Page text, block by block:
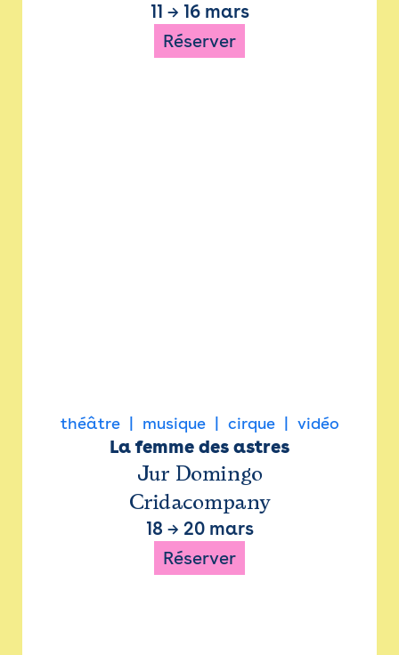
11 → 16 mars
Réserver
théâtre musique cirque vidéo
La femme des astres
Jur Domingo
Cridacompany
18 → 20 mars
Réserver